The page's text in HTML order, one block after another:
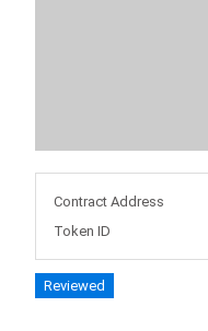
Contract Address
Token ID
Reviewed